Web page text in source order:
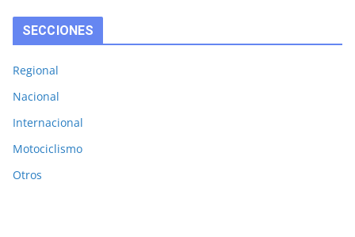
SECCIONES
Regional
Nacional
Internacional
Motociclismo
Otros